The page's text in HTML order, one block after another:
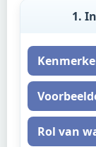
1.
Rol van